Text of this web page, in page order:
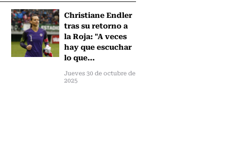
Christiane Endler
tras su retorno a
la Roja: "A veces
hay que escuchar
lo que...
Jueves 30 de octubre de
2025